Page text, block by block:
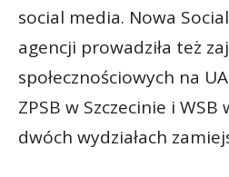
social media. Nowa
agencji prowadziła też
społecznościowych na
ZPSB w Szczecinie i
dwóch wydziałach